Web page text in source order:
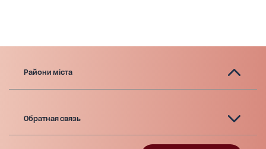
Райони міста
Обратная связь